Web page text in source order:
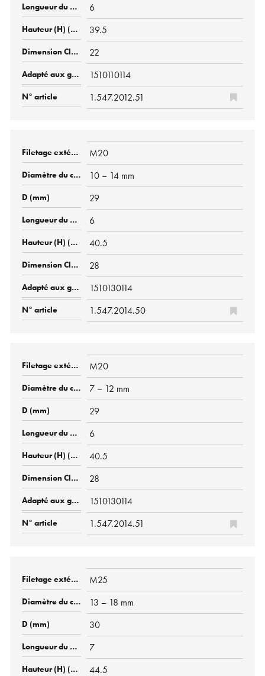
6
39.5
22
1510110114
1.547.2012.51
M20
10 – 14 mm
29
6
40.5
28
1510130114
1.547.2014.50
M20
7 – 12 mm
29
6
40.5
28
1510130114
1.547.2014.51
M25
13 – 18 mm
30
7
44.5